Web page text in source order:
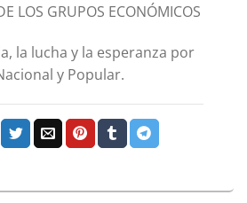
LOS GRUPOS ECONÓMICOS
la lucha y la esperanza por
y Popular.